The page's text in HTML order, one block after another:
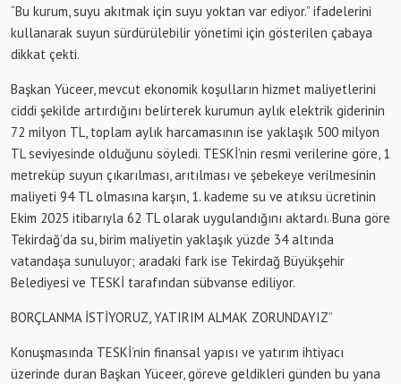
“Bu kurum, suyu akıtmak için suyu yoktan var ediyor.” ifadelerini
kullanarak suyun sürdürülebilir yönetimi için gösterilen çabaya
dikkat çekti.
Başkan Yüceer, mevcut ekonomik koşulların hizmet maliyetlerini
ciddi şekilde artırdığını belirterek kurumun aylık elektrik giderinin
72 milyon TL, toplam aylık harcamasının ise yaklaşık 500 milyon
TL seviyesinde olduğunu söyledi. TESKİ’nin resmi verilerine göre, 1
metreküp suyun çıkarılması, arıtılması ve şebekeye verilmesinin
maliyeti 94 TL olmasına karşın, 1. kademe su ve atıksu ücretinin
Ekim 2025 itibarıyla 62 TL olarak uygulandığını aktardı. Buna göre
Tekirdağ’da su, birim maliyetin yaklaşık yüzde 34 altında
vatandaşa sunuluyor; aradaki fark ise Tekirdağ Büyükşehir
Belediyesi ve TESKİ tarafından sübvanse ediliyor.
BORÇLANMA İSTİYORUZ, YATIRIM ALMAK ZORUNDAYIZ”
Konuşmasında TESKİ’nin finansal yapısı ve yatırım ihtiyacı
üzerinde duran Başkan Yüceer, göreve geldikleri günden bu yana